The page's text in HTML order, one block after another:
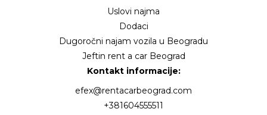
Uslovi najma
Dodaci
Dugoročni najam vozila u Beogradu
Jeftin rent a car Beograd
Kontakt informacije:
efex@rentacarbeograd.com
+381604555511